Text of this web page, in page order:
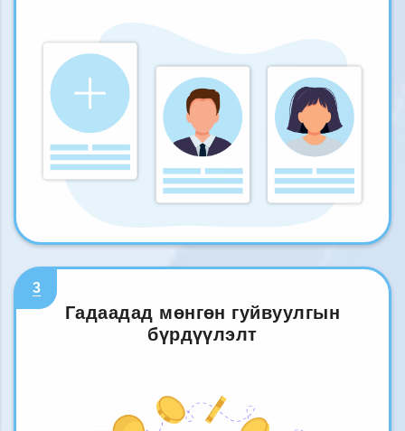
3
Гадаадад мөнгөн гуйвуулгын
бүрдүүлэлт